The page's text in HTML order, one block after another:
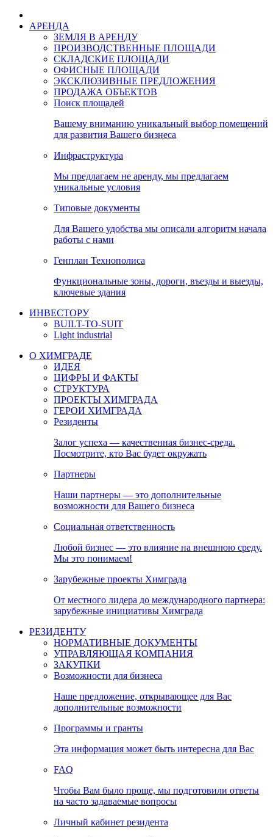
АРЕНДА
ЗЕМЛЯ В АРЕНДУ
ПРОИЗВОДСТВЕННЫЕ ПЛОЩАДИ
СКЛАДСКИЕ ПЛОЩАДИ
ОФИСНЫЕ ПЛОЩАДИ
ЭКСКЛЮЗИВНЫЕ ПРЕДЛОЖЕНИЯ
ПРОДАЖА ОБЪЕКТОВ
Поиск площадей
Вашему вниманию уникальный выбор помещений
для развития Вашего бизнеса
Инфраструктура
Мы предлагаем не аренду, мы предлагаем
уникальные условия
Типовые документы
Для Вашего удобства мы описали алгоритм начала
работы с нами
Генплан Технополиса
Функциональные зоны, дороги, въезды и выезды,
ключевые здания
ИНВЕСТОРУ
BUILT-TO-SUIT
Light industrial
О ХИМГРАДЕ
ИДЕЯ
ЦИФРЫ И ФАКТЫ
СТРУКТУРА
ПРОЕКТЫ ХИМГРАДА
ГЕРОИ ХИМГРАДА
Резиденты
Залог успеха — качественная бизнес-среда.
Посмотрите, кто Вас будет окружать
Партнеры
Наши партнеры — это дополнительные
возможности для Вашего бизнеса
Социальная ответственность
Любой бизнес — это влияние на внешнюю среду.
Мы это понимаем!
Зарубежные проекты Химграда
От местного лидера до международного партнера:
зарубежные инициативы Химграда
РЕЗИДЕНТУ
НОРМАТИВНЫЕ ДОКУМЕНТЫ
УПРАВЛЯЮЩАЯ КОМПАНИЯ
ЗАКУПКИ
Возможности для бизнеса
Наше предложение, открывающее для Вас
дополнительные возможности
Программы и гранты
Эта информация может быть интересна для Вас
FAQ
Чтобы Вам было проще, мы подготовили ответы
на часто задаваемые вопросы
Личный кабинет резидента